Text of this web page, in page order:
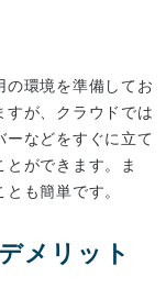
の環境を準備してお
すが、クラウドでは
ーなどをすぐに立て
ができます。ま
も簡単です。
メリット